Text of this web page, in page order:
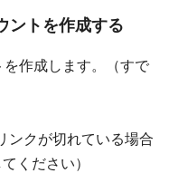
ントを作成する
作成します。（すで
ンクが切れている場合
ください）